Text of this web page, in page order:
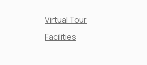
Virtual Tour
Facilities